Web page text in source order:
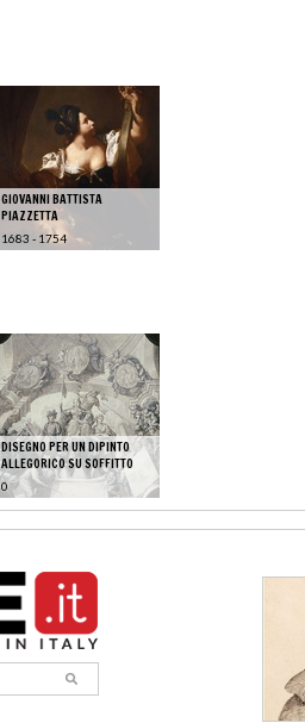
GIOVANNI BATTISTA
PIAZZETTA
1683 - 1754
DISEGNO PER UN DIPINTO
ALLEGORICO SU SOFFITTO
0